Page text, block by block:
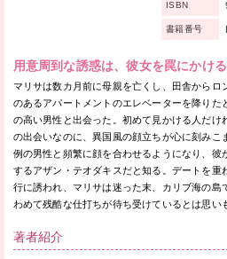
用意周到な誘惑は、彼女を罠にかけ
マリサは数カ月前に母親を亡くし、田舎からロ
のあるアパートメントのエレベーターを降りた
の高い男性と出会った。初めて見かける人だ
の出会いなのに、異国風の顔立ちが心に刻みこ
例の男性と頻繁に顔を合わせるようになり、彼
するアザン・テオダキスだと知る。デートを重
行に誘われ、マリサは迷った末、カリブ海の島
わめて残酷な仕打ちが待ち受けているとは思い
ISBN
書籍番号
著者紹介